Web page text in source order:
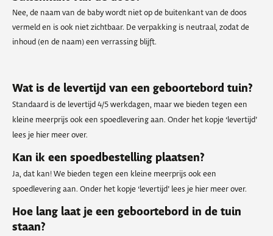
Nee, de naam van de baby wordt niet op de buitenkant van de doos
vermeld en is ook niet zichtbaar. De verpakking is neutraal, zodat de
inhoud (en de naam) een verrassing blijft.
Wat is de levertijd van een geboortebord tuin?
Standaard is de levertijd 4/5 werkdagen, maar we bieden tegen een
kleine meerprijs ook een spoedlevering aan. Onder het kopje ‘levertijd’
lees je hier meer over.
Kan ik een spoedbestelling plaatsen?
Ja, dat kan! We bieden tegen een kleine meerprijs ook een
spoedlevering aan. Onder het kopje ‘levertijd’ lees je hier meer over.
Hoe lang laat je een geboortebord in de tuin
staan?